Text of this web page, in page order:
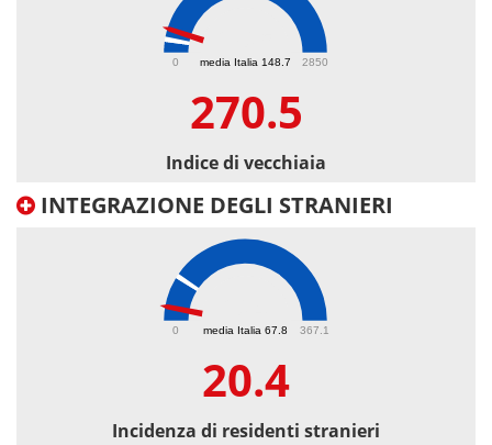
media Italia 148.7
0 2850
270.5
Indice di vecchiaia
INTEGRAZIONE DEGLI STRANIERI
media Italia 67.8
0 367.1
20.4
Incidenza di residenti stranieri